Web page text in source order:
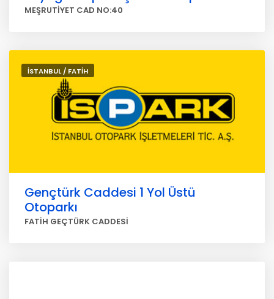
MEŞRUTİYET CAD NO:40
İSTANBUL / FATİH
Gençtürk Caddesi 1 Yol Üstü
Otoparkı
FATİH GEÇTÜRK CADDESİ